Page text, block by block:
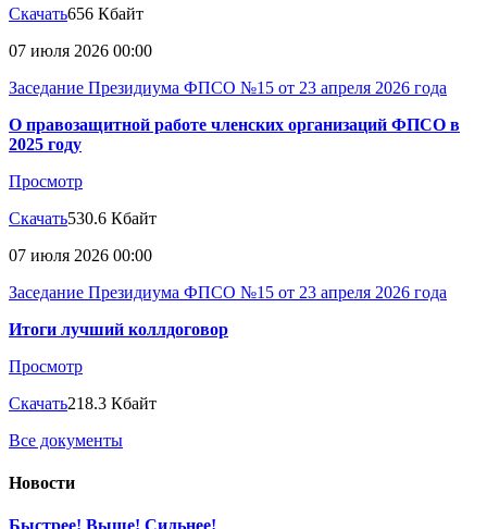
Скачать656 Кбайт
07 июля 2026 00:00
Заседание Президиума ФПСО №15 от 23 апреля 2026 года
О правозащитной работе членских организаций ФПСО в
2025 году
Просмотр
Скачать530.6 Кбайт
07 июля 2026 00:00
Заседание Президиума ФПСО №15 от 23 апреля 2026 года
Итоги лучший коллдоговор
Просмотр
Скачать218.3 Кбайт
Все документы
Новости